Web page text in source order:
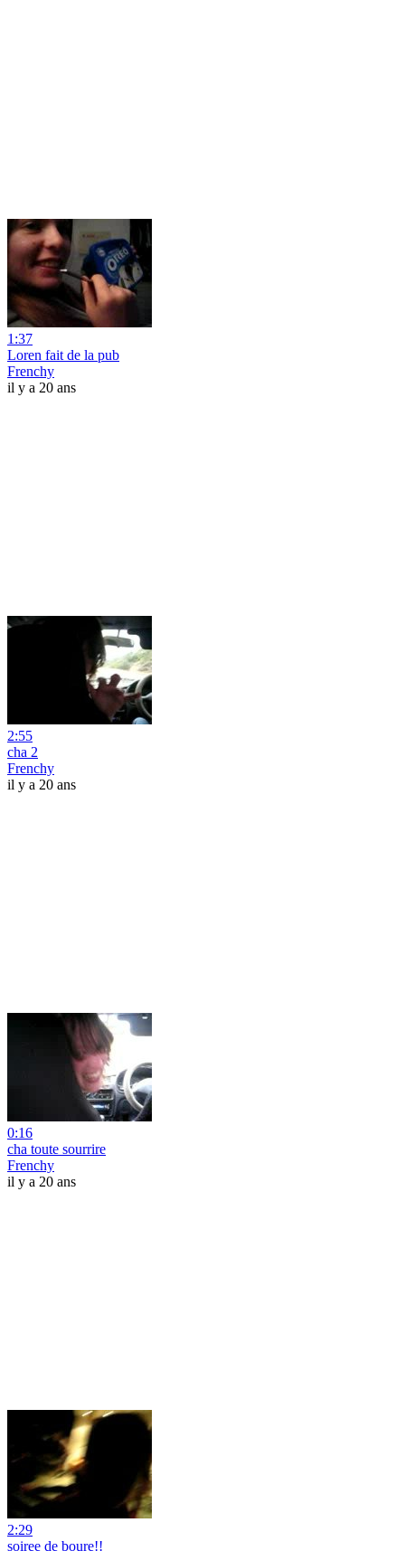
1:37
Loren fait de la pub
Frenchy
il y a 20 ans
2:55
cha 2
Frenchy
il y a 20 ans
0:16
cha toute sourrire
Frenchy
il y a 20 ans
2:29
soiree de boure!!